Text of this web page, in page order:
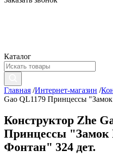
Каталог
Главная /Интернет-магазин /
Gao QL1179 Принцессы
Конструктор Zhe
Принцессы
Фонтан" 324 дет.